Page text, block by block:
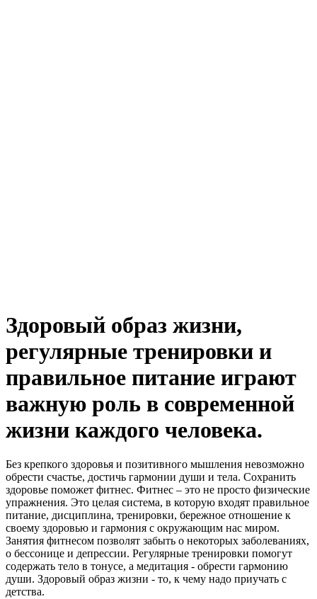
Здоровый образ жизни,
регулярные тренировки и
правильное питание играют
важную роль в современной
жизни каждого человека.
Без крепкого здоровья и позитивного мышления невозможно
обрести счастье, достичь гармонии души и тела. Сохранить
здоровье поможет фитнес. Фитнес – это не просто физические
упражнения. Это целая система, в которую входят правильное
питание, дисциплина, тренировки, бережное отношение к
своему здоровью и гармония с окружающим нас миром.
Занятия фитнесом позволят забыть о некоторых заболеваниях,
о бессонице и депрессии. Регулярные тренировки помогут
содержать тело в тонусе, а медитация - обрести гармонию
души. Здоровый образ жизни - то, к чему надо приучать с
детства.